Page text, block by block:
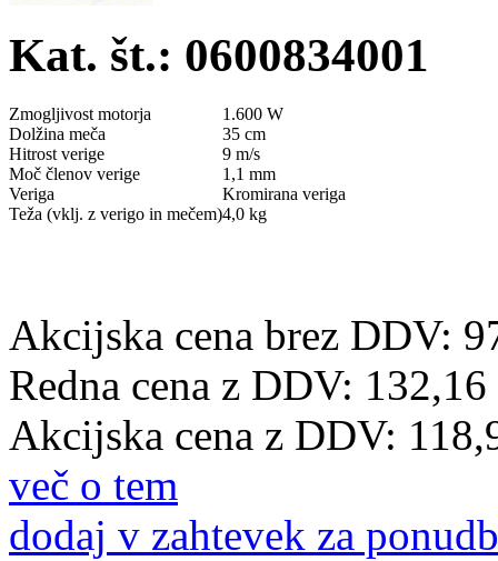
Kat. št.: 0600834001
Zmogljivost motorja
1.600 W
Dolžina meča
35 cm
Hitrost verige
9 m/s
Moč členov verige
1,1 mm
Veriga
Kromirana veriga
Teža (vklj. z verigo in mečem)4,0 kg
Akcijska cena brez DDV:
Redna cena z DDV: 132,16
Akcijska cena z DDV:
več o tem
dodaj v zahtevek za